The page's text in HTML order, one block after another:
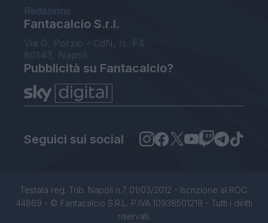
Redazione
Fantacalcio S.r.l.
Via G. Porzio - CdN, Is. F4
80143, Napoli
Pubblicità su Fantacalcio?
Seguici sui social
Testata reg. Trib. Napoli n.7 01/03/2012 - Iscrizione al ROC:
44869 - © Fantacalcio S.R.L. P.IVA 10938501219 - Tutti i diritti
riservati.